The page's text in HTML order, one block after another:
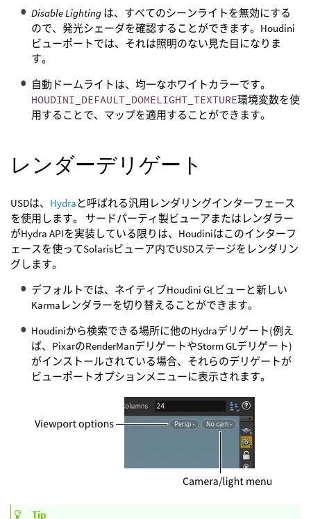
Disable Lighting は、すべてのシーンライトを無効にする
ので、発光シェーダを確認することができます。Houdini
ビューポートでは、それは照明のない見た目になりま
す。
自動ドームライトは、均一なホワイトカラーです。
HOUDINI_DEFAULT_DOMELIGHT_TEXTURE環境変数を使
用することで、マップを適用することができます。
レンダーデリゲート
USDは、 Hydraと呼ばれる汎用レンダリングインターフェース
を使用します。 サードパーティ製ビューアまたはレンダラー
がHydra APIを実装している限りは、Houdiniはこのインターフ
ェースを使ってSolarisビューア内でUSDステージをレンダリン
グします。
デフォルトでは、ネイティブHoudini GLビューと新しい
Karmaレンダラーを切り替えることができます。
Houdiniから検索できる場所に他のHydraデリゲート(例え
ば、PixarのRenderManデリゲートやStorm GLデリゲート)
がインストールされている場合、それらのデリゲートが
ビューポートオプションメニューに表示されます。
Tip